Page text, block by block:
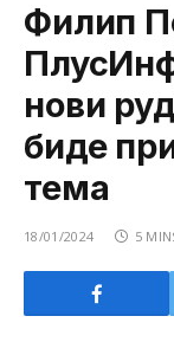
Филип
нови
биде
тема
18/01/2024 5